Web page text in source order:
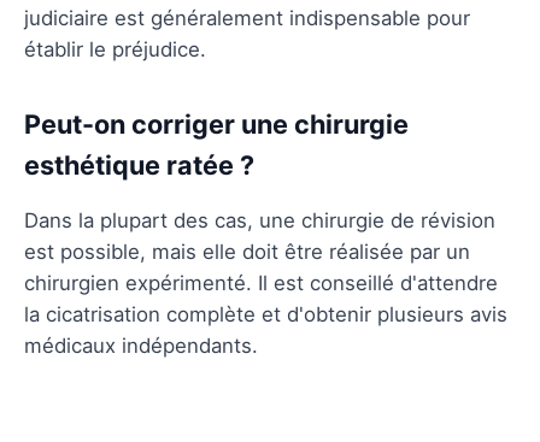
judiciaire est généralement indispensable pour
établir le préjudice.
Peut-on corriger une chirurgie
esthétique ratée ?
Dans la plupart des cas, une chirurgie de révision
est possible, mais elle doit être réalisée par un
chirurgien expérimenté. Il est conseillé d'attendre
la cicatrisation complète et d'obtenir plusieurs avis
médicaux indépendants.